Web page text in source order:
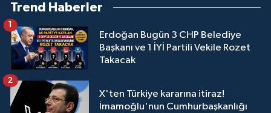
Trend Haberler
Erdoğan Bugün 3 CHP Belediye
Başkanı ve 1 İYİ Partili Vekile Rozet
Takacak
1
X'ten Türkiye kararına itiraz!
İmamoğlu'nun Cumhurbaşkanlığı
2